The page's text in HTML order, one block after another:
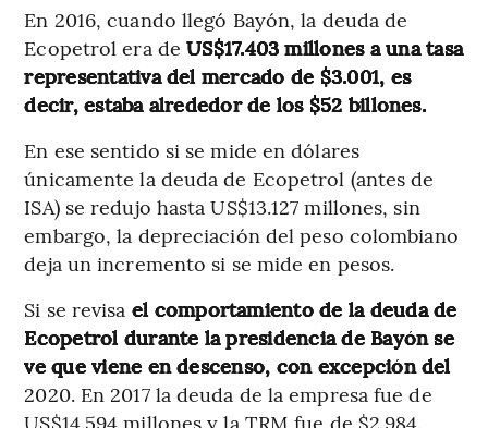
En 2016, cuando llegó Bayón, la deuda de
Ecopetrol era deUS$17.403 millones a una tasa
representativa del mercado de $3.001, es
decir, estaba alrededor de los $52 billones.
En ese sentido si se mide en dólares
únicamente la deuda de Ecopetrol (antes de
ISA) se redujo hasta US$13.127 millones, sin
embargo, la depreciación del peso colombiano
deja un incremento si se mide en pesos.
Si se revisa el comportamiento de la deuda de
Ecopetrol durante la presidencia de Bayón se
ve que viene en descenso, con excepción del
2020. En 2017 la deuda de la empresa fue de
US$14.594 millones y la TRM fue de $2.984.